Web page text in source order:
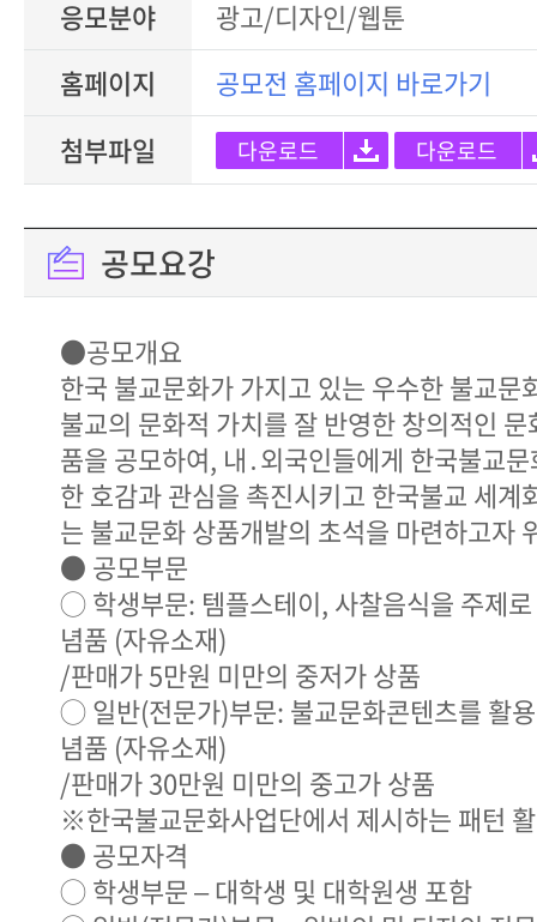
응모분야
광고/디자인/웹툰
홈페이지
공모전 홈페이지 바로가기
첨부파일
다운로드 다운로드
공모요강
●공모개요
한국 불교문화가 가지고 있는 우수한 불교문
불교의 문화적 가치를 잘 반영한 창의적인
품을 공모하여, 내․외국인들에게 한국불교
한 호감과 관심을 촉진시키고 한국불교 세계
는 불교문화 상품개발의 초석을 마련하고자
● 공모부문
◯ 학생부문: 템플스테이, 사찰음식을 주제
념품 (자유소재)
/판매가 5만원 미만의 중저가 상품
◯ 일반(전문가)부문: 불교문화콘텐츠를 활
념품 (자유소재)
/판매가 30만원 미만의 중고가 상품
※한국불교문화사업단에서 제시하는 패턴
● 공모자격
◯ 학생부문 – 대학생 및 대학원생 포함